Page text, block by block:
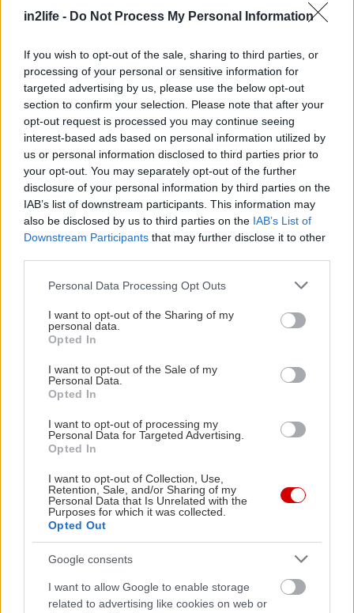
in2life - Do Not Process My Personal Information
If you wish to opt-out of the sale, sharing to third parties, or
processing of your personal or sensitive information for
targeted advertising by us, please use the below opt-out
section to confirm your selection. Please note that after your
opt-out request is processed you may continue seeing
interest-based ads based on personal information utilized by
us or personal information disclosed to third parties prior to
your opt-out. You may separately opt-out of the further
disclosure of your personal information by third parties on the
IAB’s list of downstream participants. This information may
also be disclosed by us to third parties on the IAB’s List of
Downstream Participants that may further disclose it to other
Please note that this website/app uses one or more Google
not limited to your visit or usage behaviour. You may click to
grant or deny consent to Google and its third-party tags to
use your data for below specified purposes in below Google
consent section.
Personal Data Processing Opt Outs
I want to opt-out of the Sharing of my
personal data.
Opted In
I want to opt-out of the Sale of my
Personal Data.
Opted In
I want to opt-out of processing my
Personal Data for Targeted Advertising.
Opted In
I want to opt-out of Collection, Use,
Retention, Sale, and/or Sharing of my
Personal Data that Is Unrelated with the
Purposes for which it was collected.
Opted Out
Google consents
I want to allow Google to enable storage
related to advertising like cookies on web or
Αναζήτηση